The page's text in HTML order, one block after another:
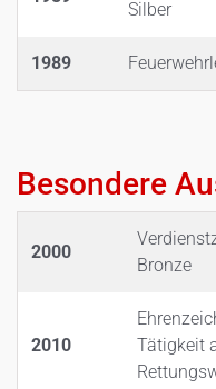
Silber
1989
Besondere
2000
Bronze
2010
Tätigkeit